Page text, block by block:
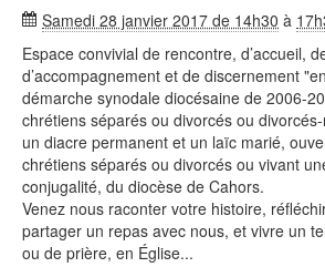
Samedi 28 janvier 2017 de 14h30 à
Espace convivial de rencontre, d’accueil,
d’accompagnement et de discernement
démarche synodale diocésaine de 2006-
chrétiens séparés ou divorcés ou
un diacre permanent et un laïc marié,
chrétiens séparés ou divorcés ou vivant
conjugalité, du diocèse de Cahors.
Venez nous raconter votre histoire,
partager un repas avec nous, et vivre un
ou de prière, en Église...